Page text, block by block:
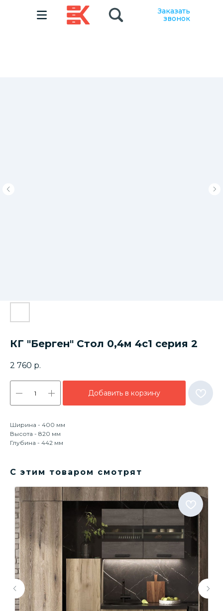
Заказать
звонок
КГ "Берген" Стол 0,4м 4с1 серия 2
2 760 р.
Добавить в корзину
Ширина - 400 мм
Высота - 820 мм
Глубина - 442 мм
С этим товаром смотрят